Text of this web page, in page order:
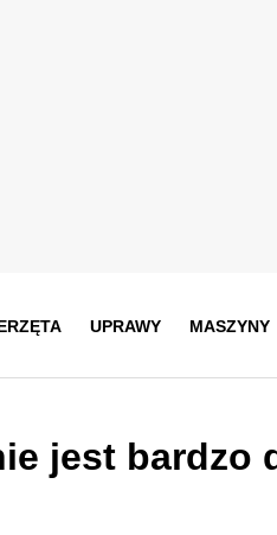
UPRAWY MASZYNY
jest bardzo